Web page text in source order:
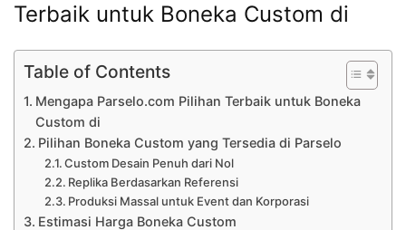
Terbaik untuk Boneka Custom di
Table of Contents
Mengapa Parselo.com Pilihan Terbaik untuk Boneka
Custom di
Pilihan Boneka Custom yang Tersedia di Parselo
Custom Desain Penuh dari Nol
Replika Berdasarkan Referensi
Produksi Massal untuk Event dan Korporasi
Estimasi Harga Boneka Custom